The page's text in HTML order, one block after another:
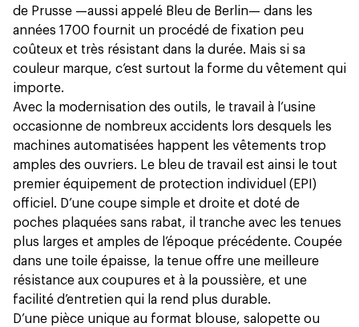
de Prusse —aussi appelé Bleu de Berlin— dans les
années 1700 fournit un procédé de fixation peu
coûteux et très résistant dans la durée. Mais si sa
couleur marque, c’est surtout la forme du vêtement qui
importe.
Avec la modernisation des outils, le travail à l’usine
occasionne de nombreux accidents lors desquels les
machines automatisées happent les vêtements trop
amples des ouvriers. Le bleu de travail est ainsi le tout
premier équipement de protection individuel (EPI)
officiel. D’une coupe simple et droite et doté de
poches plaquées sans rabat, il tranche avec les tenues
plus larges et amples de l’époque précédente. Coupée
dans une toile épaisse, la tenue offre une meilleure
résistance aux coupures et à la poussière, et une
facilité d’entretien qui la rend plus durable.
D’une pièce unique au format blouse, salopette ou